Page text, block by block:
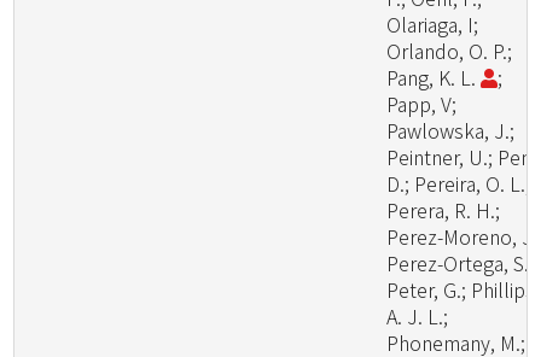
Olariaga, I;
Orlando, O. P.;
Pang, K. L.
;
Papp, V;
Pawlowska, J.;
Peintner, U.;
D.; Pereira, O. L.;
Perera, R. H.;
Perez-Moreno,
Perez-Ortega, S.;
Peter, G.; Phillips,
A. J. L.;
Phonemany, M.;